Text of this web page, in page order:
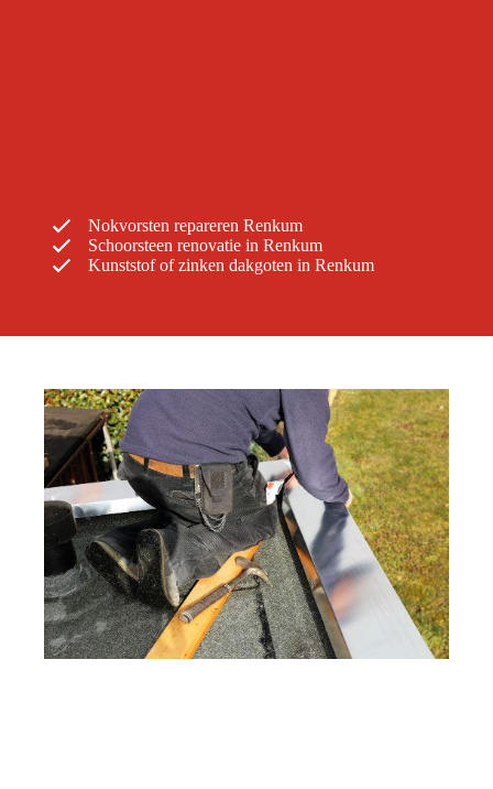
Nokvorsten repareren Renkum
Schoorsteen renovatie in Renkum
Kunststof of zinken dakgoten in Renkum